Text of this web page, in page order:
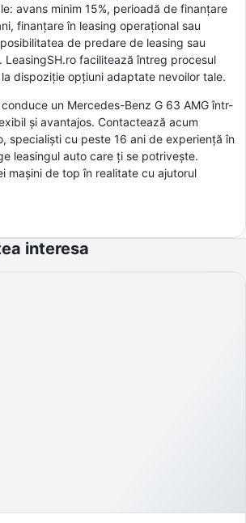
avans minim 15%, perioadă de finanțare
finanțare în leasing operațional sau
de predare de leasing sau
facilitează întreg procesul
dispoziție opțiuni adaptate nevoilor tale.
un Mercedes-Benz G 63 AMG într-
și avantajos. Contactează acum
specialiști cu peste 16 ani de experiență în
leasingul auto care ți se potrivește.
mașini de top în realitate cu ajutorul
interesa